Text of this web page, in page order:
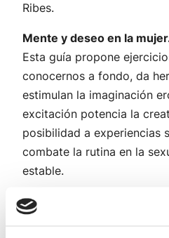
Ribes.
Mente y deseo en la
Esta guía propone
conocernos a fondo, da
estimulan la imaginación
excitación potencia la
posibilidad a experiencias
combate la rutina en la
estable.
Tu sexo es tuyo.